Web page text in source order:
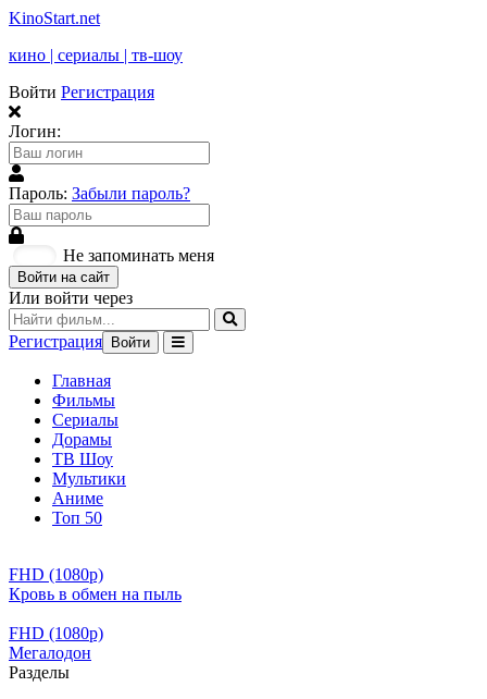
KinoStart.net
кино | сериалы | тв-шоу
Войти Регистрация
Логин:
Пароль: Забыли пароль?
Не запоминать меня
Войти на сайт
Или войти через
Регистрация Войти
Главная
Фильмы
Сериалы
Дорамы
ТВ Шоу
Мультики
Аниме
Топ 50
FHD (1080p)
Кровь в обмен на пыль
FHD (1080p)
Мегалодон
Разделы